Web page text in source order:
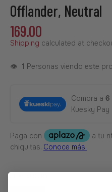
Offlander, Neutral
169.00
Shipping calculated at
👁️ 1 Personas viendo este
Compra a 6
Kuesky Pay